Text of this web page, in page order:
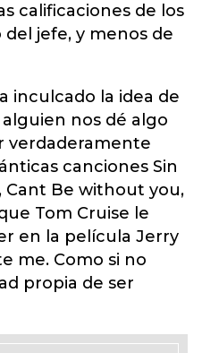
calificaciones de los
jefe, y menos de
inculcado la idea de
nos dé algo
verdaderamente
canciones Sin
Cant Be without you,
Tom Cruise le
en la película Jerry
me. Como si no
propia de ser